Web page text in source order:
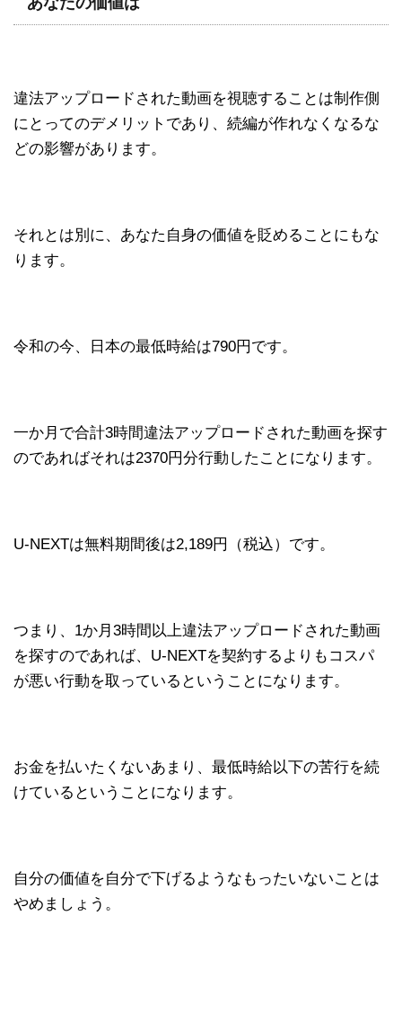
違法アップロードされた動画を視聴することは制作側
にとってのデメリットであり、続編が作れなくなるな
どの影響があります。
それとは別に、あなた自身の価値を貶めることにもな
ります。
令和の今、日本の最低時給は790円です。
一か月で合計3時間違法アップロードされた動画を探す
のであればそれは2370円分行動したことになります。
U-NEXTは無料期間後は2,189円（税込）です。
つまり、1か月3時間以上違法アップロードされた動画
を探すのであれば、U-NEXTを契約するよりもコスパ
が悪い行動を取っているということになります。
お金を払いたくないあまり、最低時給以下の苦行を続
けているということになります。
自分の価値を自分で下げるようなもったいないことは
やめましょう。